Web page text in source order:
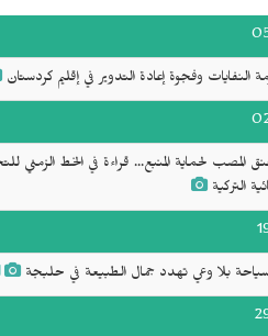
النفايات وفجوة إعادة التدوير في إقليم كردستان
المصب لحماية المنبع... قراءة في الخط الزمني
التركية
بلا وعي تهدد جمال الطبيعة في حلبجة